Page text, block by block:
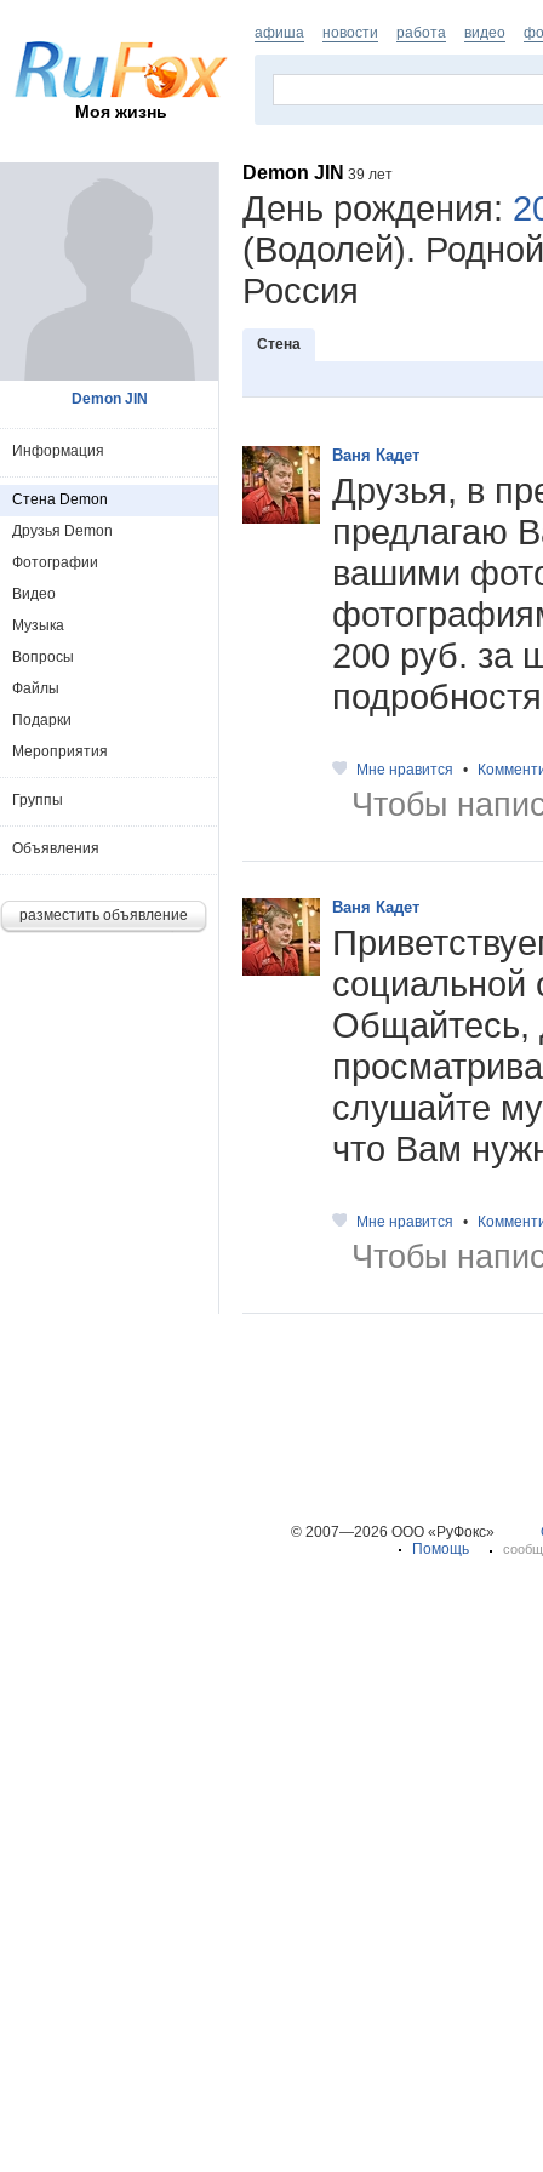
Моя жизнь
афиша новости работа видео
Demon JIN 39 лет
День рождения:
(Водолей).
Россия
Стена
Ваня Кадет
Друзья, в
предлагаю
вашими
200 руб. за
Мне нравится •
Чтобы
Ваня Кадет
Общайтесь,
слушайте
что Вам
Мне нравится •
Чтобы
Demon JIN
Информация
Стена Demon
Друзья Demon
Фотографии
Видео
Музыка
Вопросы
Файлы
Подарки
Мероприятия
Группы
Объявления
разместить объявление
© 2007—2026 ООО «РуФокс»
Помощь